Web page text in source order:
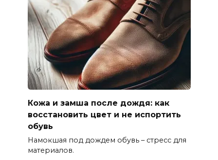
Кожа и замша после дождя: как
восстановить цвет и не испортить
обувь
Намокшая под дождем обувь – стресс для
материалов.